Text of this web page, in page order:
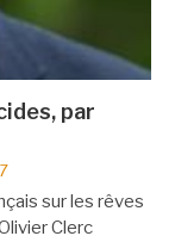
par
sur les rêves
Clerc